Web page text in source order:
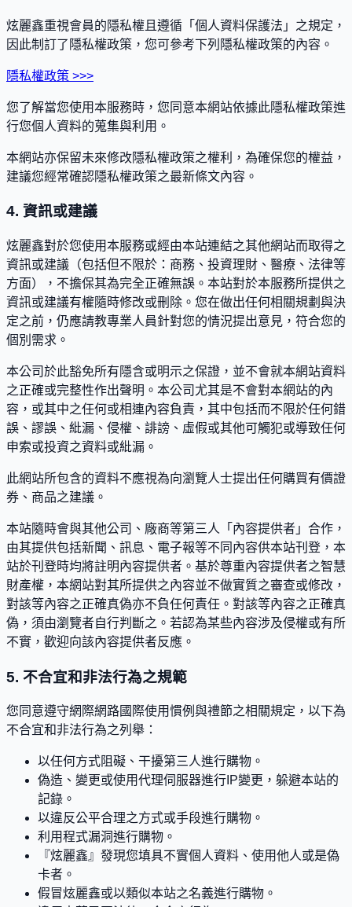
炫麗鑫重視會員的隱私權且遵循「個人資料保護法」之規定，
因此制訂了隱私權政策，您可參考下列隱私權政策的內容。
隱私權政策 >>>
您了解當您使用本服務時，您同意本網站依據此隱私權政策進
行您個人資料的蒐集與利用。
本網站亦保留未來修改隱私權政策之權利，為確保您的權益，
建議您經常確認隱私權政策之最新條文內容。
4. 資訊或建議
炫麗鑫對於您使用本服務或經由本站連結之其他網站而取得之
資訊或建議（包括但不限於：商務、投資理財、醫療、法律等
方面），不擔保其為完全正確無誤。本站對於本服務所提供之
資訊或建議有權隨時修改或刪除。您在做出任何相關規劃與決
定之前，仍應請教專業人員針對您的情況提出意見，符合您的
個別需求。
本公司於此豁免所有隱含或明示之保證，並不會就本網站資料
之正確或完整性作出聲明。本公司尤其是不會對本網站的內
容，或其中之任何或相連內容負責，其中包括而不限於任何錯
誤、謬誤、紕漏、侵權、誹謗、虛假或其他可觸犯或導致任何
申索或投資之資料或紕漏。
此網站所包含的資料不應視為向瀏覽人士提出任何購買有價證
券、商品之建議。
本站隨時會與其他公司、廠商等第三人「內容提供者」合作，
由其提供包括新聞、訊息、電子報等不同內容供本站刊登，本
站於刊登時均將註明內容提供者。基於尊重內容提供者之智慧
財產權，本網站對其所提供之內容並不做實質之審查或修改，
對該等內容之正確真偽亦不負任何責任。對該等內容之正確真
偽，須由瀏覽者自行判斷之。若認為某些內容涉及侵權或有所
不實，歡迎向該內容提供者反應。
5. 不合宜和非法行為之規範
您同意遵守網際網路國際使用慣例與禮節之相關規定，以下為
不合宜和非法行為之列舉：
以任何方式阻礙、干擾第三人進行購物。
偽造、變更或使用代理伺服器進行IP變更，躲避本站的
記錄。
以違反公平合理之方式或手段進行購物。
利用程式漏洞進行購物。
『炫麗鑫』發現您填具不實個人資料、使用他人或是偽
卡者。
假冒炫麗鑫或以類似本站之名義進行購物。